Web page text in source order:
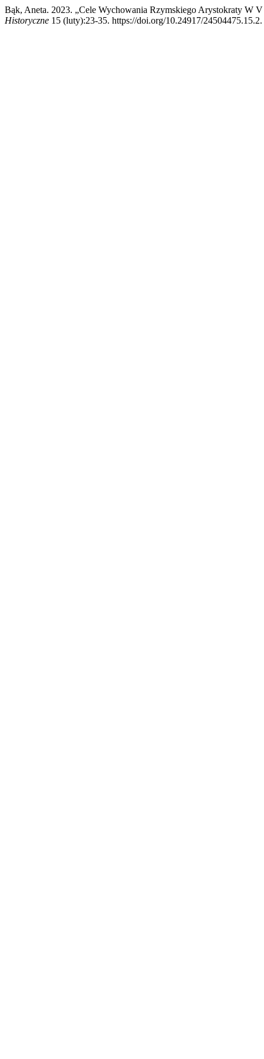
Bąk, Aneta. 2023. „Cele Wychowania Rzymskiego Arystokraty W
Historyczne 15 (luty):23-35. https://doi.org/10.24917/24504475.15.2.